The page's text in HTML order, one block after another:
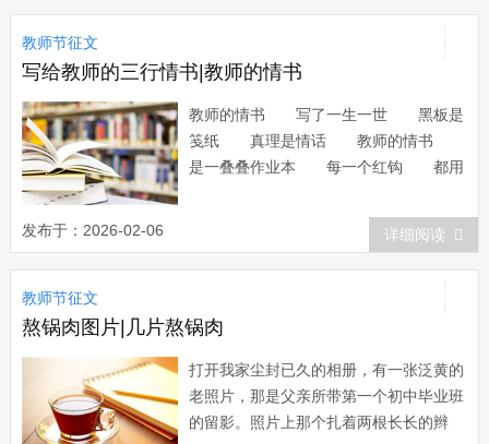
心斗角、尔虞我诈的复杂的社会，我不得
不败下阵来。但是，就是那多情的目光，
那美丽的微笑，否...
教师节征文
写给教师的三行情书|教师的情书
教师的情书 写了一生一世 黑板是
笺纸 真理是情话 教师的情书
是一叠叠作业本 每一个红钩 都用
达 教师的情书 是一张张童稚的
脸 心灵的扉页 写进崇高的理
想 深深的报答...
发布于：2026-02-06 详细阅读
教师节征文
熬锅肉图片|几片熬锅肉
打开我家尘封已久的相册，有一张泛黄的
老照片，那是父亲所带第一个初中毕业班
的留影。照片上那个扎着两根长长的辫